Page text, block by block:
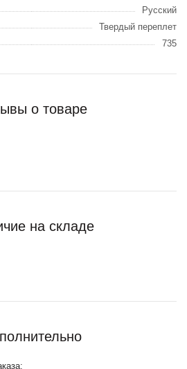
Русский
Твердый переплет
735
о товаре
на складе